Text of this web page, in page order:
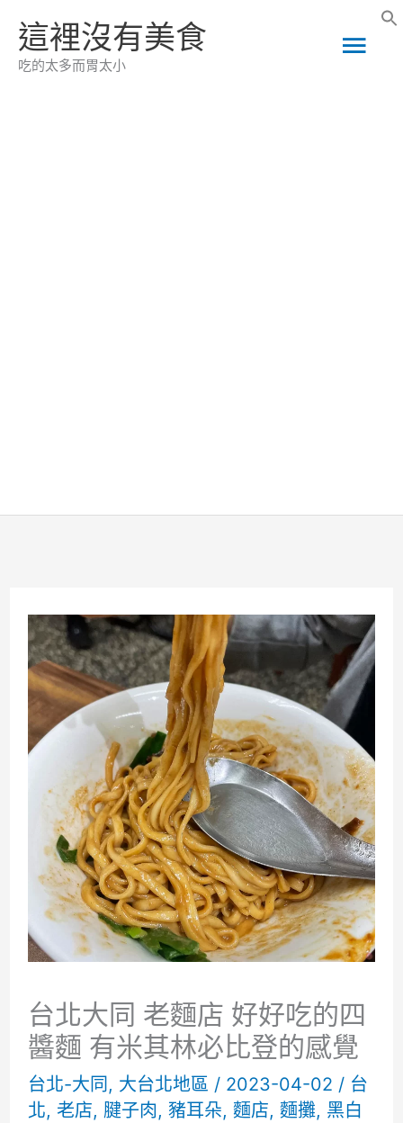
這裡沒有美食
吃的太多而胃太小
主
台北大同 老麵店 好好吃的四
醬麵 有米其林必比登的感覺
台北-大同 , 大台北地區 / 2023-04-02 / 台
北, 老店, 腱子肉, 豬耳朵, 麵店, 麵攤, 黑白